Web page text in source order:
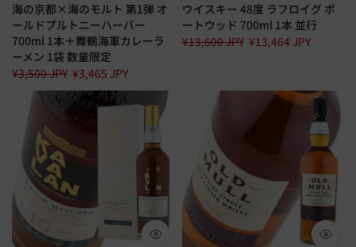
海の京都×海のモルト 第1弾 オ
ールドプルトニーハーバー
700ml 1本＋舞鶴海軍カレーラ
ーメン 1袋 数量限定
¥3,500 JPY ¥3,465 JPY
ウイスキー 48度 ラフロイグ ポ
ートウッド 700ml 1本 並行
¥13,600 JPY ¥13,464 JPY